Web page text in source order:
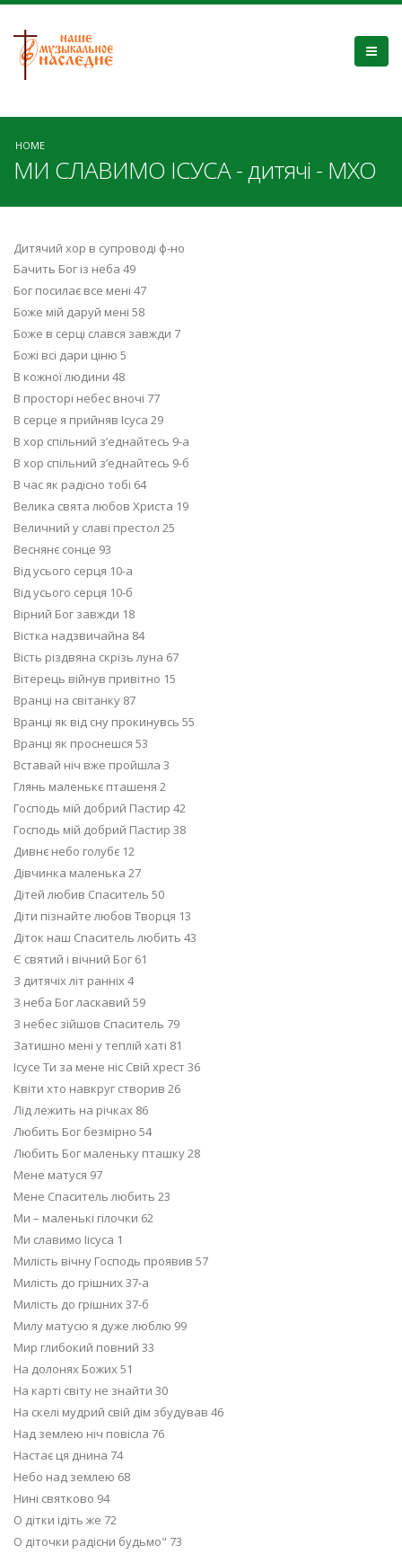
HOME
МИ СЛАВИМО ІСУСА - дитячі - МХО
Дитячий хор в супроводі ф-но
Бачить Бог із неба 49
Бог посилає все мені 47
Боже мій даруй мені 58
Боже в серці слався завжди 7
Божі всі дари ціню 5
В кожної людини 48
В просторі небес вночі 77
В серце я прийняв Ісуса 29
В хор спільний з’еднайтесь 9-а
В хор спільний з’еднайтесь 9-б
В час як радісно тобі 64
Велика свята любов Христа 19
Величний у славі престол 25
Веснянє сонце 93
Від усього серця 10-а
Від усього серця 10-б
Вірний Бог завжди 18
Вістка надзвичайна 84
Вість різдвяна скрізь луна 67
Вітерець війнув привітно 15
Вранці на світанку 87
Вранці як від сну прокинувсь 55
Вранці як проснешся 53
Вставай ніч вже пройшла 3
Глянь маленькє пташеня 2
Господь мій добрий Пастир 42
Господь мій добрий Пастир 38
Дивнє небо голубє 12
Дівчинка маленька 27
Дітей любив Спаситель 50
Діти пізнайте любов Творця 13
Діток наш Спаситель любить 43
Є святий і вічний Бог 61
З дитячіх літ ранніх 4
З неба Бог ласкавий 59
З небес зійшов Спаситель 79
Затишно мені у теплій хаті 81
Ісусе Ти за мене ніс Свій хрест 36
Квіти хто навкруг створив 26
Лід лежить на річках 86
Любить Бог безмірно 54
Любить Бог маленьку пташку 28
Мене матуся 97
Мене Спаситель любить 23
Ми – маленькі гілочки 62
Ми славимо Іісуса 1
Милість вічну Господь проявив 57
Милість до грішних 37-а
Милість до грішних 37-б
Милу матусю я дуже люблю 99
Мир глибокий повний 33
На долонях Божих 51
На карті світу не знайти 30
На скелі мудрий свій дім збудував 46
Над землею ніч повісла 76
Настає ця днина 74
Небо над землею 68
Нині святково 94
О дітки ідіть же 72
О діточки радісни будьмо" 73